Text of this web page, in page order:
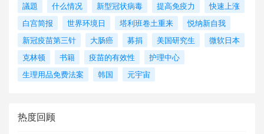
議題
什么情况 新型冠状病毒 提高免疫力
快速上涨
白宫简报
世界环境日 塔利班卷土重来
悦纳新自我
新冠疫苗第三针
大肠癌 募捐 美国研究生
微软日本
克林顿
书籍 疫苗的有效性
护理中心
生理用品免费法案
韩国 元宇宙
热度回顾